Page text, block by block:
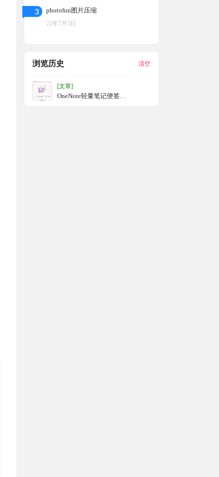
3 photofun图片压缩
22年7月5日
浏览历史 清空
[文章]
OneNote轻量笔记便签